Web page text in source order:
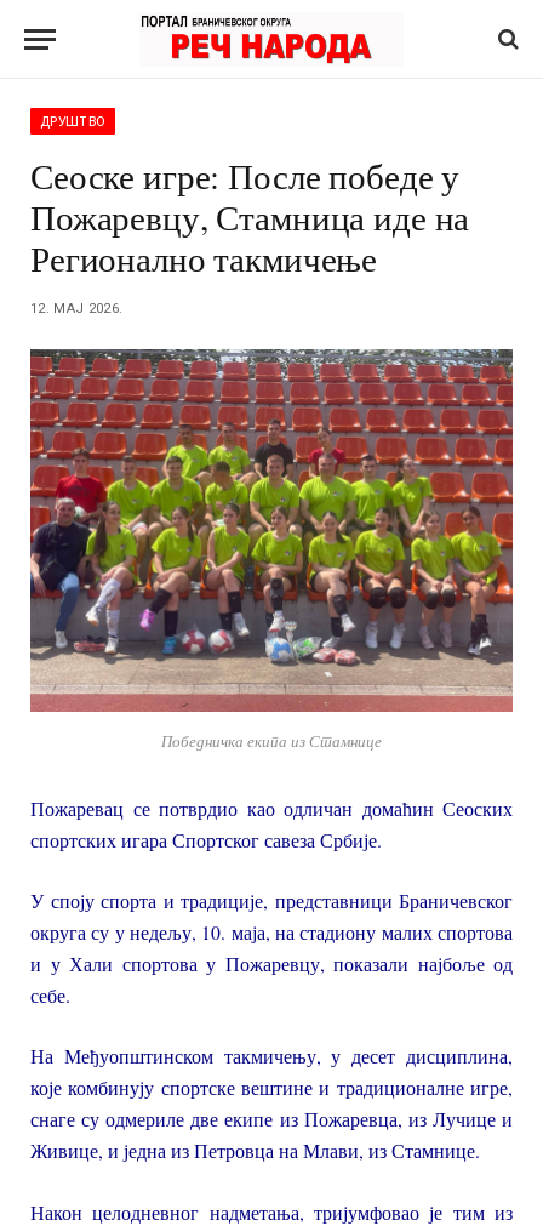
ДРУШТВО
Сеоске игре: После победе у
Пожаревцу, Стамница иде на
Регионално такмичење
12. МАЈ 2026.
Победничка екипа из Стамнице
Пожаревац се потврдио као одличан домаћин Сеоских
спортских игара Спортског савеза Србије.
У споју спорта и традиције, представници Браничевског
округа су у недељу, 10. маја, на стадиону малих спортова
и у Хали спортова у Пожаревцу, показали најбоље од
себе.
На Међуопштинском такмичењу, у десет дисциплина,
које комбинују спортске вештине и традиционалне игре,
снаге су одмериле две екипе из Пожаревца, из Лучице и
Живице, и једна из Петровца на Млави, из Стамнице.
Након целодневног надметања, тријумфовао је тим из